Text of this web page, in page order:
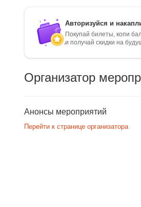
Авторизуйся и
Покупай билеты, копи
и получай скидки на
Организатор
Анонсы мероприятий
Перейти к странице организатора